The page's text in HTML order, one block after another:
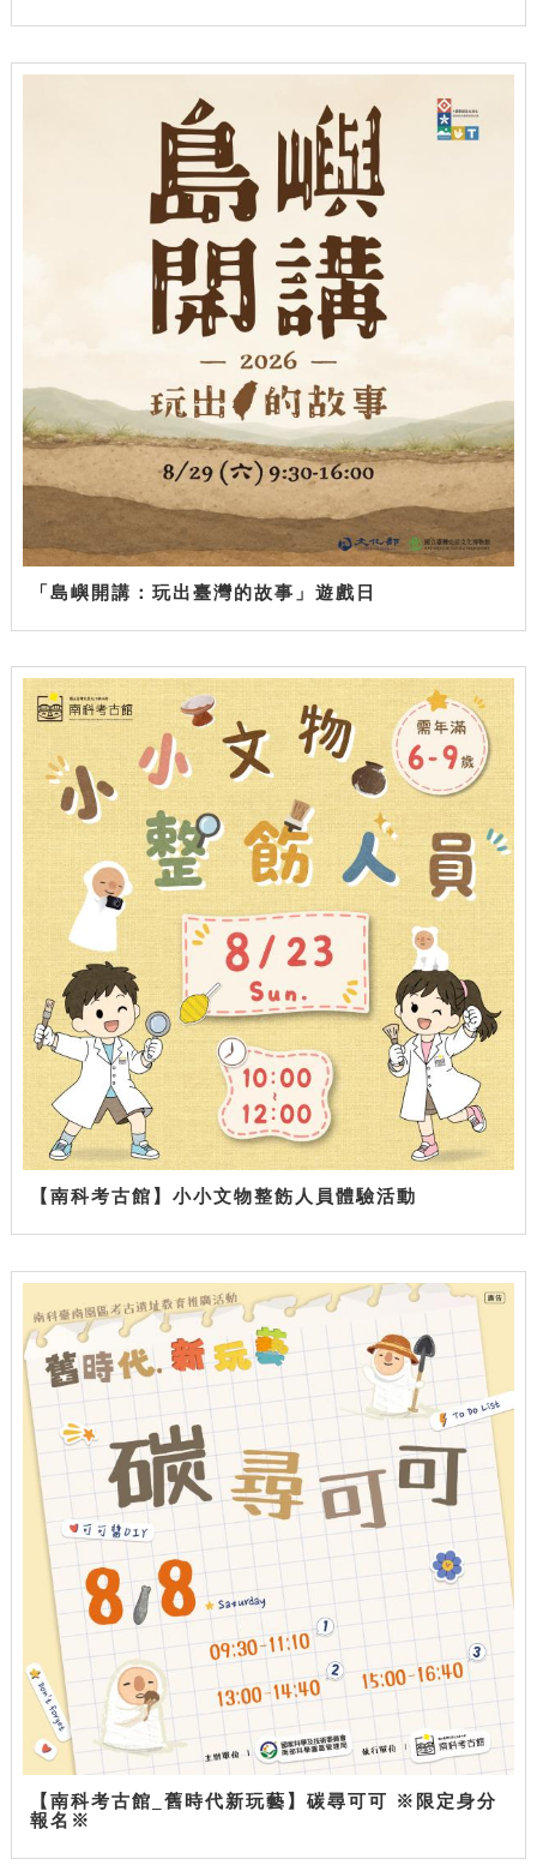
「島嶼開講：玩出臺灣的故事」遊戲日
【南科考古館】小小文物整飭人員體驗活動
【南科考古館_舊時代新玩藝】碳尋可可 ※限定身分
報名※